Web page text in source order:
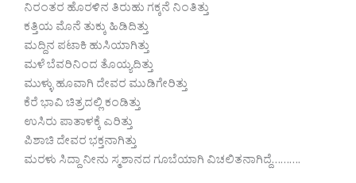
ನಿರಂತರ ಹೊರಳಿನ ತಿರುಹು ಗಕ್ಕನೆ ನಿಂತಿತ್ತು
ಕತ್ತಿಯ ಮೊನೆ ತುಕ್ಕು ಹಿಡಿದಿತ್ತು
ಮದ್ದಿನ ಪಟಾಕಿ ಹುಸಿಯಾಗಿತ್ತು
ಮಳೆ ಬೆವರಿನಿಂದ ತೊಯ್ಯದಿತ್ತು
ಮುಳ್ಳು ಹೂವಾಗಿ ದೇವರ ಮುಡಿಗೇರಿತ್ತು
ಕೆರೆ ಭಾವಿ ಚಿತ್ರದಲ್ಲಿ ಕಂಡಿತ್ತು
ಉಸಿರು ಪಾತಾಳಕ್ಕೆ ಎರಿತ್ತು
ಪಿಶಾಚಿ ದೇವರ ಭಕ್ತನಾಗಿತ್ತು
ಮರಳು ಸಿದ್ದಾ ನೀನು ಸ್ಮಶಾನದ ಗೂಬೆಯಾಗಿ ವಿಚಲಿತನಾಗಿದ್ದೆ……….